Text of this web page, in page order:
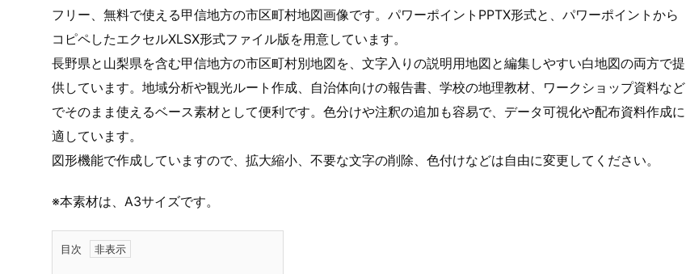
フリー、無料で使える甲信地方の市区町村地図画像です。パワーポイントPPTX形式と、パワーポイントから
コピペしたエクセルXLSX形式ファイル版を用意しています。
長野県と山梨県を含む甲信地方の市区町村別地図を、文字入りの説明用地図と編集しやすい白地図の両方で提
供しています。地域分析や観光ルート作成、自治体向けの報告書、学校の地理教材、ワークショップ資料など
でそのまま使えるベース素材として便利です。色分けや注釈の追加も容易で、データ可視化や配布資料作成に
適しています。
図形機能で作成していますので、拡大縮小、不要な文字の削除、色付けなどは自由に変更してください。
※本素材は、A3サイズです。
目次